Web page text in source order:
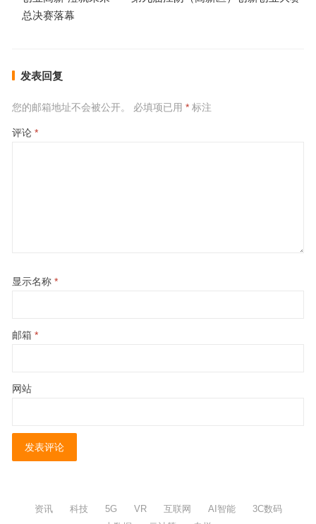
总决赛落幕
发表回复
您的邮箱地址不会被公开。 必填项已用 *标注
评论 *
显示名称 *
邮箱 *
网站
资讯 科技 5G VR 互联网 AI智能
3C数码